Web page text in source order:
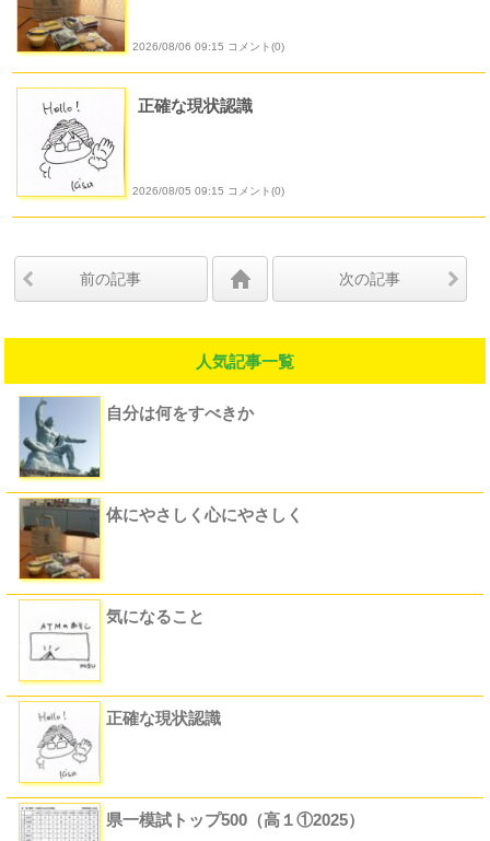
2026/08/06 09:15 コメント(0)
正確な現状認識
2026/08/05 09:15 コメント(0)
前の記事 次の記事
人気記事一覧
自分は何をすべきか
体にやさしく心にやさしく
気になること
正確な現状認識
県一模試トップ500（高１①2025）